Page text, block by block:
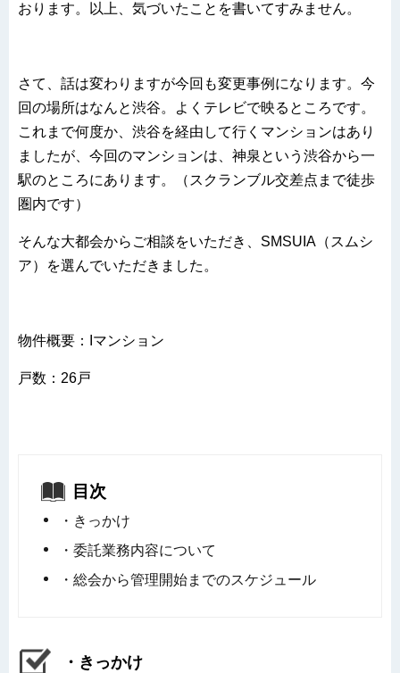
おります。以上、気づいたことを書いてすみません。
さて、話は変わりますが今回も変更事例になります。今
回の場所はなんと渋谷。よくテレビで映るところです。
これまで何度か、渋谷を経由して行くマンションはあり
ましたが、今回のマンションは、神泉という渋谷から一
駅のところにあります。（スクランブル交差点まで徒歩
圏内です）
そんな大都会からご相談をいただき、SMSUIA（スムシ
ア）を選んでいただきました。
物件概要：Iマンション
戸数：26戸
目次
・きっかけ
・委託業務内容について
・総会から管理開始までのスケジュール
・きっかけ